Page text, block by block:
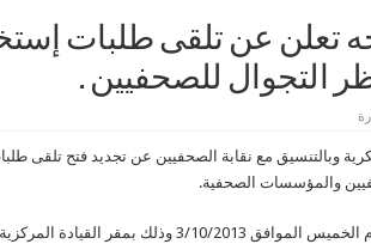
تعلن عن تلقى طلبات
التجوال للصحفيين .
وبالتنسيق مع نقابة الصحفيين عن تجديد فتح تلقى
والمؤسسات الصحفية.